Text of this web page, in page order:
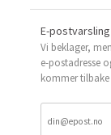
E-postvarsling
Vi beklager,
e-postadresse
kommer